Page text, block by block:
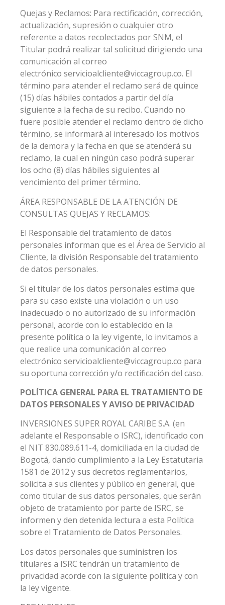
Quejas y Reclamos: Para rectificación, corrección,
actualización, supresión o cualquier otro
referente a datos recolectados por SNM, el
Titular podrá realizar tal solicitud dirigiendo una
comunicación al correo
electrónico servicioalcliente@viccagroup.co. El
término para atender el reclamo será de quince
(15) días hábiles contados a partir del día
siguiente a la fecha de su recibo. Cuando no
fuere posible atender el reclamo dentro de dicho
término, se informará al interesado los motivos
de la demora y la fecha en que se atenderá su
reclamo, la cual en ningún caso podrá superar
los ocho (8) días hábiles siguientes al
vencimiento del primer término.
ÁREA RESPONSABLE DE LA ATENCIÓN DE
CONSULTAS QUEJAS Y RECLAMOS:
El Responsable del tratamiento de datos
personales informan que es el Área de Servicio al
Cliente, la división Responsable del tratamiento
de datos personales.
Si el titular de los datos personales estima que
para su caso existe una violación o un uso
inadecuado o no autorizado de su información
personal, acorde con lo establecido en la
presente política o la ley vigente, lo invitamos a
que realice una comunicación al correo
electrónico servicioalcliente@viccagroup.co para
su oportuna corrección y/o rectificación del caso.
POLÍTICA GENERAL PARA EL TRATAMIENTO DE
DATOS PERSONALES Y AVISO DE PRIVACIDAD
INVERSIONES SUPER ROYAL CARIBE S.A. (en
adelante el Responsable o ISRC), identificado con
el NIT 830.089.611-4, domiciliada en la ciudad de
Bogotá, dando cumplimiento a la Ley Estatutaria
1581 de 2012 y sus decretos reglamentarios,
solicita a sus clientes y público en general, que
como titular de sus datos personales, que serán
objeto de tratamiento por parte de ISRC, se
informen y den detenida lectura a esta Política
sobre el Tratamiento de Datos Personales.
Los datos personales que suministren los
titulares a ISRC tendrán un tratamiento de
privacidad acorde con la siguiente política y con
la ley vigente.